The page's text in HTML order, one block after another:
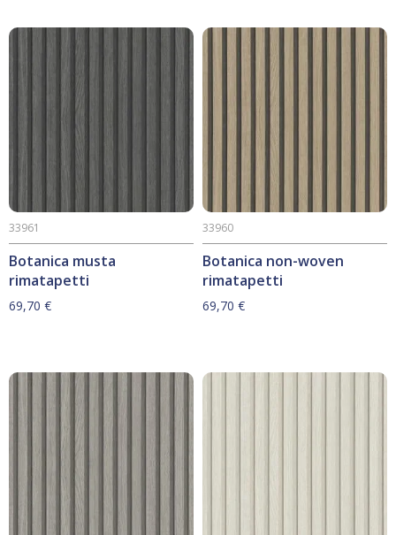
Botanica musta
rimatapetti
33961
69,70 €
Botanica non-woven
rimatapetti
33960
69,70 €